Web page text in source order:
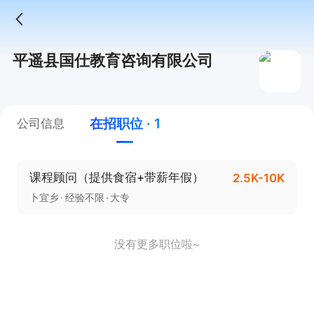
平遥县国仕教育咨询有限公司
公司信息 在招职位 · 1
课程顾问（提供食宿+带薪年假） 2.5K-10K
卜宜乡 经验不限 大专
没有更多职位啦~